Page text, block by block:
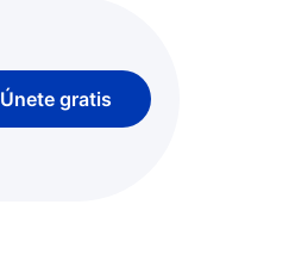
Únete gratis